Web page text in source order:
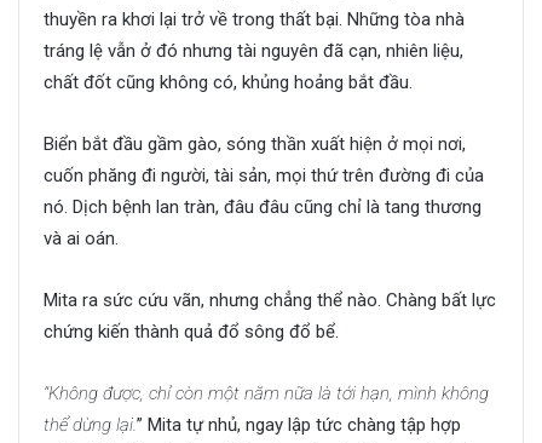
thuyền ra khơi lại trở về trong thất bại. Những tòa nhà
tráng lệ vẫn ở đó nhưng tài nguyên đã cạn, nhiên liệu,
chất đốt cũng không có, khủng hoảng bắt đầu.
Biển bắt đầu gầm gào, sóng thần xuất hiện ở mọi nơi,
cuốn phăng đi người, tài sản, mọi thứ trên đường đi của
nó. Dịch bệnh lan tràn, đâu đâu cũng chỉ là tang thương
và ai oán.
Mita ra sức cứu vãn, nhưng chẳng thể nào. Chàng bất lực
chứng kiến thành quả đổ sông đổ bể.
“Không được, chỉ còn một năm nữa là tới hạn, mình không
thể dừng lại.” Mita tự nhủ, ngay lập tức chàng tập hợp